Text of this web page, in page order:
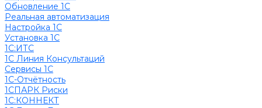
Обновление 1С
Реальная автоматизация
Настройка 1С
Установка 1С
1С:ИТС
1С Линия Консультаций
Сервисы 1С
1С-Отчётность
1СПАРК Риски
1С:КОННЕКТ